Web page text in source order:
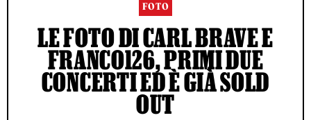
FOTO
LE FOTO DI CARL BRAVE E
FRANCO126, PRIMI DUE
CONCERTI ED È GIÀ SOLD
OUT